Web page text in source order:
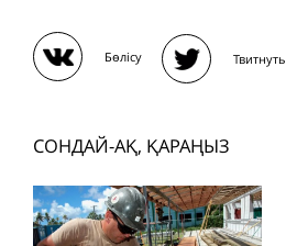
Бөлісу Твитнуть
СОНДАЙ-АҚ, ҚАРАҢЫЗ